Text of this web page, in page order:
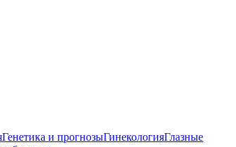
Генетика и прогнозыГинекологияГлазные